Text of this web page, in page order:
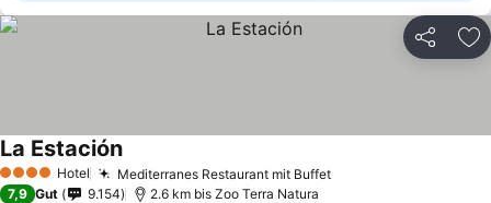
Teilen
4 Sterne Hotel Mediterranes Restaurant mit Buffet
La Estación
7,9 Gut 9.154 2.6 km bis Zoo Terra Natura